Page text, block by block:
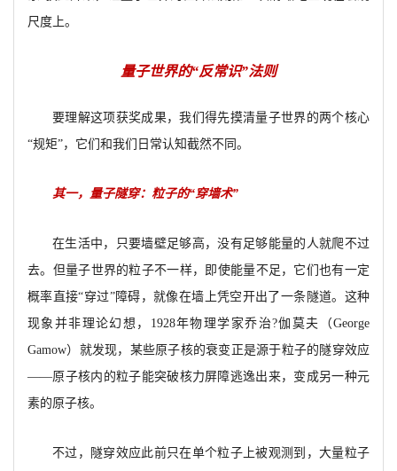
尺度上。
量子世界的“反常识”法则
要理解这项获奖成果，我们得先摸清量子世界的两个核心
“规矩”，它们和我们日常认知截然不同。
其一，量子隧穿：粒子的“穿墙术”
在生活中，只要墙壁足够高，没有足够能量的人就爬不过
去。但量子世界的粒子不一样，即使能量不足，它们也有一定
概率直接“穿过”障碍，就像在墙上凭空开出了一条隧道。这种
现象并非理论幻想，1928年物理学家乔治?伽莫夫（George
Gamow）就发现，某些原子核的衰变正是源于粒子的隧穿效应
——原子核内的粒子能突破核力屏障逃逸出来，变成另一种元
素的原子核。
不过，隧穿效应此前只在单个粒子上被观测到，大量粒子